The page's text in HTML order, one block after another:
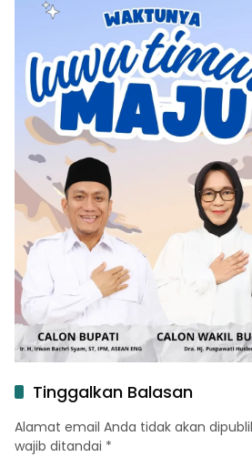
Tinggalkan Balasan
Alamat email Anda tidak akan
wajib ditandai *